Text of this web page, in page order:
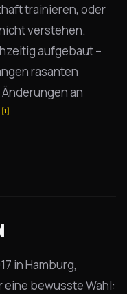
trainieren, oder
verstehen.
aufgebaut –
rasanten
an
[1]
in Hamburg,
eine bewusste Wahl: